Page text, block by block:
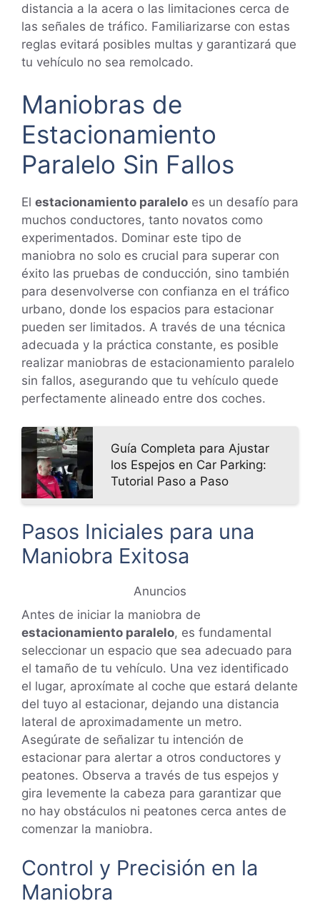
distancia a la acera o las limitaciones cerca de
las señales de tráfico. Familiarizarse con estas
reglas evitará posibles multas y garantizará que
tu vehículo no sea remolcado.
Maniobras de
Estacionamiento
Paralelo Sin Fallos
El estacionamiento paralelo es un desafío para
muchos conductores, tanto novatos como
experimentados. Dominar este tipo de
maniobra no solo es crucial para superar con
éxito las pruebas de conducción, sino también
para desenvolverse con confianza en el tráfico
urbano, donde los espacios para estacionar
pueden ser limitados. A través de una técnica
adecuada y la práctica constante, es posible
realizar maniobras de estacionamiento paralelo
sin fallos, asegurando que tu vehículo quede
perfectamente alineado entre dos coches.
Guía Completa para Ajustar
los Espejos en Car Parking:
Tutorial Paso a Paso
Pasos Iniciales para una
Maniobra Exitosa
Anuncios
Antes de iniciar la maniobra de
estacionamiento paralelo, es fundamental
seleccionar un espacio que sea adecuado para
el tamaño de tu vehículo. Una vez identificado
el lugar, aproxímate al coche que estará delante
del tuyo al estacionar, dejando una distancia
lateral de aproximadamente un metro.
Asegúrate de señalizar tu intención de
estacionar para alertar a otros conductores y
peatones. Observa a través de tus espejos y
gira levemente la cabeza para garantizar que
no hay obstáculos ni peatones cerca antes de
comenzar la maniobra.
Control y Precisión en la
Maniobra